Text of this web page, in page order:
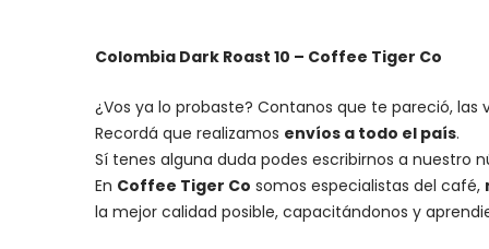
Colombia Dark Roast 10 – Coffee Tiger Co
¿Vos ya lo probaste? Contanos que te pareció,
Recordá que realizamos envíos a todo el país.
Sí tenes alguna duda podes escribirnos a nuestro
En Coffee Tiger Co somos especialistas del café,
la mejor calidad posible, capacitándonos y